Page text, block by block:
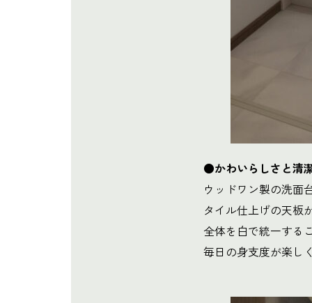
●かわいらしさと清
ウッドワン製の洗面
タイル仕上げの天板
全体を白で統一する
毎日の身支度が楽し